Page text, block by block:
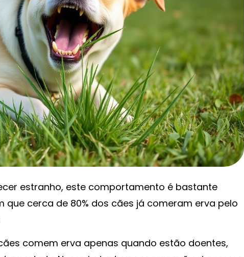
estranho, este comportamento é bastante
que cerca de 80% dos cães já comeram erva pelo
comem erva apenas quando estão doentes,